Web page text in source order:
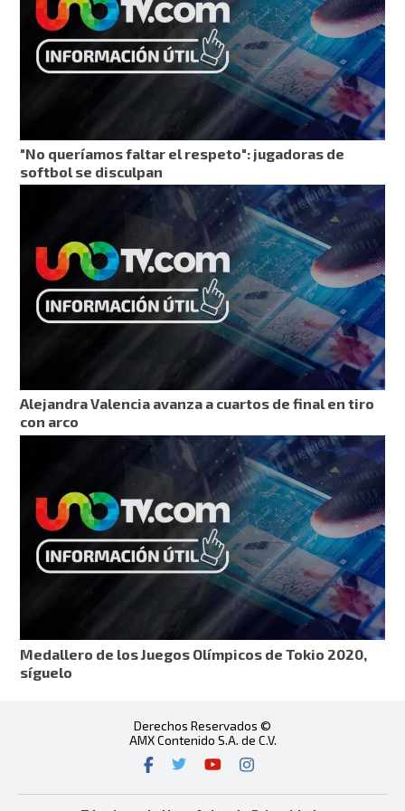
"No queríamos faltar el respeto": jugadoras de
softbol se disculpan
Alejandra Valencia avanza a cuartos de final en tiro
con arco
Medallero de los Juegos Olímpicos de Tokio 2020,
síguelo
Derechos Reservados ©
AMX Contenido S.A. de C.V.